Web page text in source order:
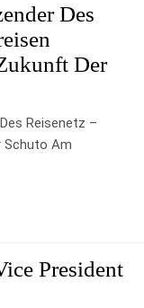
Des
Der
Reisenetz –
Schuto Am
President